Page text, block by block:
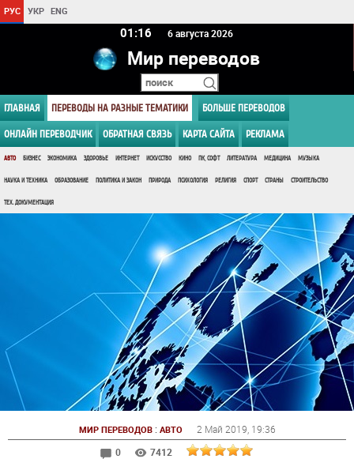
РУС УКР ENG
01:16 6 августа 2026
Мир переводов
ГЛАВНАЯ ПЕРЕВОДЫ НА РАЗНЫЕ ТЕМАТИКИ БОЛЬШЕ ПЕРЕВОДОВ
ОНЛАЙН ПЕРЕВОДЧИК ОБРАТНАЯ СВЯЗЬ КАРТА САЙТА РЕКЛАМА
АВТО БИЗНЕС ЭКОНОМИКА ЗДОРОВЬЕ ИНТЕРНЕТ ИСКУССТВО КИНО ПК, СОФТ ЛИТЕРАТУРА МЕДИЦИНА МУЗЫКА
НАУКА И ТЕХНИКА ОБРАЗОВАНИЕ ПОЛИТИКА И ЗАКОН ПРИРОДА ПСИХОЛОГИЯ РЕЛИГИЯ СПОРТ СТРАНЫ СТРОИТЕЛЬСТВО
ТЕХ. ДОКУМЕНТАЦИЯ
МИР ПЕРЕВОДОВ: АВТО 2 Май 2019 , 19:36
0
7412